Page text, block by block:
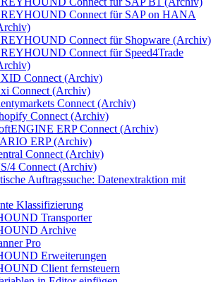
Connect für SAP on HANA
Connect für Shopware (Archiv)
Connect für Speed4Trade
Connect (Archiv)
Connect (Archiv)
Connect (Archiv)
Connect (Archiv)
ERP Connect (Archiv)
ERP (Archiv)
Connect (Archiv)
4 Connect (Archiv)
Auftragssuche: Datenextraktion mit
Klassifizierung
Transporter
Archive
Pro
Erweiterungen
Client fernsteuern